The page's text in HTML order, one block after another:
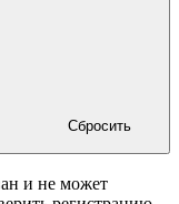
Сбросить
и не может